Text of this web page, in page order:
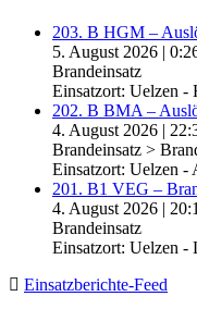
203. B HGM –
5. August 2026 |
Brandeinsatz
Einsatzort: Uelzen -
202. B BMA –
4. August 2026 |
Brandeinsatz >
Einsatzort: Uelzen -
201. B1 VEG –
4. August 2026 |
Brandeinsatz
Einsatzort: Uelzen -
Einsatzberichte-Feed